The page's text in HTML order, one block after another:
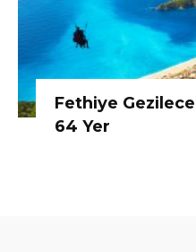
Fethiye
64 Yer